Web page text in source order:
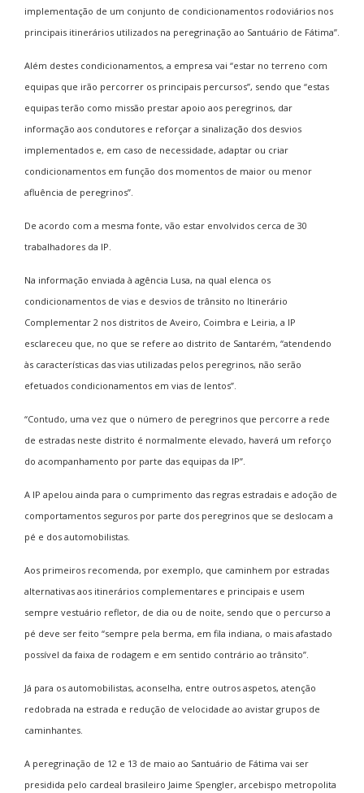
implementação de um conjunto de condicionamentos rodoviários nos
principais itinerários utilizados na peregrinação ao Santuário de Fátima”.
Além destes condicionamentos, a empresa vai “estar no terreno com
equipas que irão percorrer os principais percursos”, sendo que “estas
equipas terão como missão prestar apoio aos peregrinos, dar
informação aos condutores e reforçar a sinalização dos desvios
implementados e, em caso de necessidade, adaptar ou criar
condicionamentos em função dos momentos de maior ou menor
afluência de peregrinos”.
De acordo com a mesma fonte, vão estar envolvidos cerca de 30
trabalhadores da IP.
Na informação enviada à agência Lusa, na qual elenca os
condicionamentos de vias e desvios de trânsito no Itinerário
Complementar 2 nos distritos de Aveiro, Coimbra e Leiria, a IP
esclareceu que, no que se refere ao distrito de Santarém, “atendendo
às características das vias utilizadas pelos peregrinos, não serão
efetuados condicionamentos em vias de lentos”.
“Contudo, uma vez que o número de peregrinos que percorre a rede
de estradas neste distrito é normalmente elevado, haverá um reforço
do acompanhamento por parte das equipas da IP”.
A IP apelou ainda para o cumprimento das regras estradais e adoção de
comportamentos seguros por parte dos peregrinos que se deslocam a
pé e dos automobilistas.
Aos primeiros recomenda, por exemplo, que caminhem por estradas
alternativas aos itinerários complementares e principais e usem
sempre vestuário refletor, de dia ou de noite, sendo que o percurso a
pé deve ser feito “sempre pela berma, em fila indiana, o mais afastado
possível da faixa de rodagem e em sentido contrário ao trânsito”.
Já para os automobilistas, aconselha, entre outros aspetos, atenção
redobrada na estrada e redução de velocidade ao avistar grupos de
caminhantes.
A peregrinação de 12 e 13 de maio ao Santuário de Fátima vai ser
presidida pelo cardeal brasileiro Jaime Spengler, arcebispo metropolita